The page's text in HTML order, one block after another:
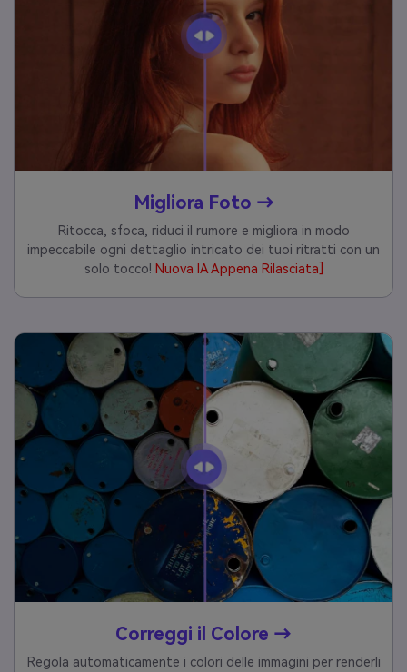
Migliora Foto →
Ritocca, sfoca, riduci il rumore e migliora in modo
impeccabile ogni dettaglio intricato dei tuoi ritratti con un
solo tocco! Nuova IA Appena Rilasciata]
Correggi il Colore →
Regola automaticamente i colori delle immagini per renderli